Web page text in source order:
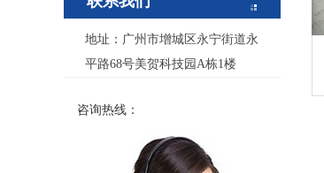
地址：广州市增城区永宁街道永
平路68号美贺科技园A栋1楼
咨询热线：